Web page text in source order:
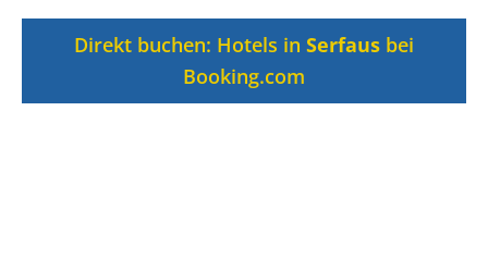
Direkt buchen: Hotels in Serfaus bei
Booking.com